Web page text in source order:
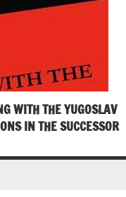
WITH THE YUGOSLAV
IN THE SUCCESSOR